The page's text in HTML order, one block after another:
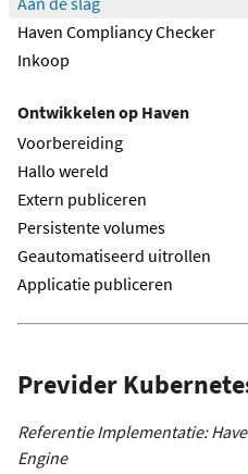
Haven Compliancy Checker
Inkoop
Ontwikkelen op Haven
Voorbereiding
Hallo wereld
Extern publiceren
Persistente volumes
Geautomatiseerd uitrollen
Applicatie publiceren
Previder
Referentie Implementatie:
Engine